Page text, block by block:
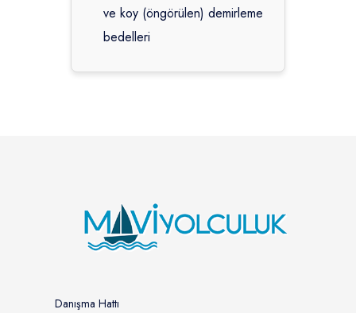
ve koy (öngörülen) demirleme
bedelleri
Danışma Hattı